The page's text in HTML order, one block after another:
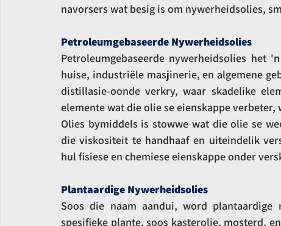
navorsers wat besig is om nywerheidsolies,
Petroleumgebaseerde Nywerheidsolies
Petroleumgebaseerde nywerheidsolies het
huise, industriële masjinerie, en algemene
distillasie-oonde verkry, waar skadelike
elemente wat die olie se eienskappe verbeter,
Olies bymiddels is stowwe wat die olie se
die viskositeit te handhaaf en uiteindelik
hul fisiese en chemiese eienskappe onder
Plantaardige Nywerheidsolies
Soos die naam aandui, word
spesifieke plante, soos kasterolie, mosterd,